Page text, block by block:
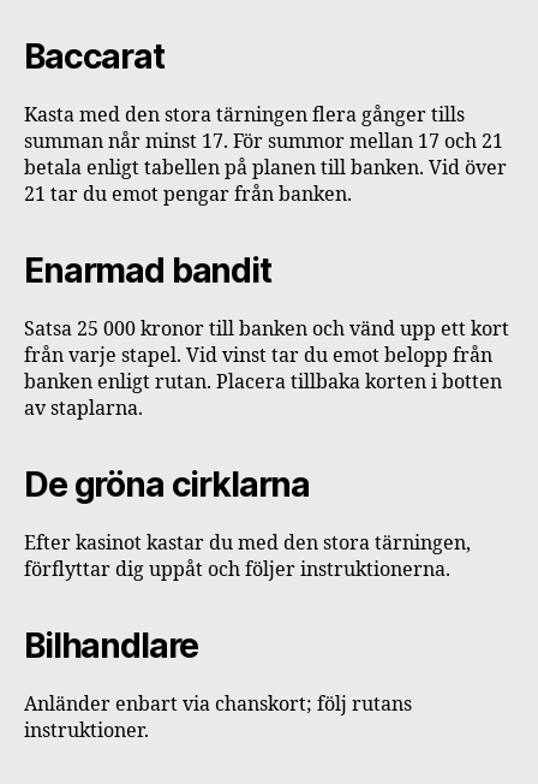
Baccarat
Kasta med den stora tärningen flera gånger tills
summan når minst 17. För summor mellan 17 och 21
betala enligt tabellen på planen till banken. Vid över
21 tar du emot pengar från banken.
Enarmad bandit
Satsa 25 000 kronor till banken och vänd upp ett kort
från varje stapel. Vid vinst tar du emot belopp från
banken enligt rutan. Placera tillbaka korten i botten
av staplarna.
De gröna cirklarna
Efter kasinot kastar du med den stora tärningen,
förflyttar dig uppåt och följer instruktionerna.
Bilhandlare
Anländer enbart via chanskort; följ rutans
instruktioner.